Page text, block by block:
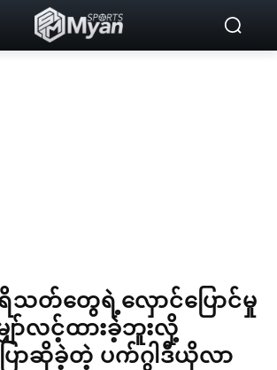
သတ်တွေရဲ့လှောင်ပြောင်မှု
ာ်လင့်ထားခဲ့ဘူးလို့
ောဆိုခဲ့တဲ့ ပက်ဂွါဒီယိုလာ